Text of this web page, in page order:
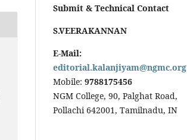
Submit & Technical Contact
S.VEERAKANNAN
E-Mail:
editorial.kalanjiyam@ngmc.org
Mobile: 9788175456
NGM College, 90, Palghat Road,
Pollachi 642001, Tamilnadu, IN